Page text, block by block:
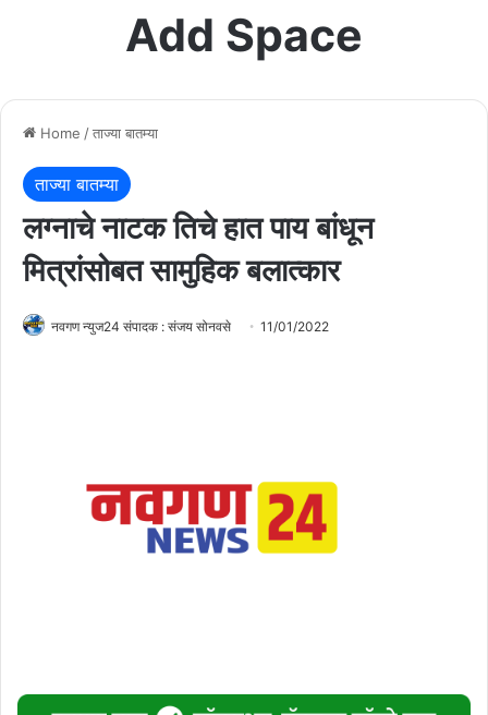
Add Space
Home /ताज्या बातम्या
ताज्या बातम्या
लग्नाचे नाटक तिचे हात पाय बांधून
मित्रांसोबत सामुहिक बलात्कार
नवगण न्युज24 संपादक : संजय सोनवसे 11/01/2022